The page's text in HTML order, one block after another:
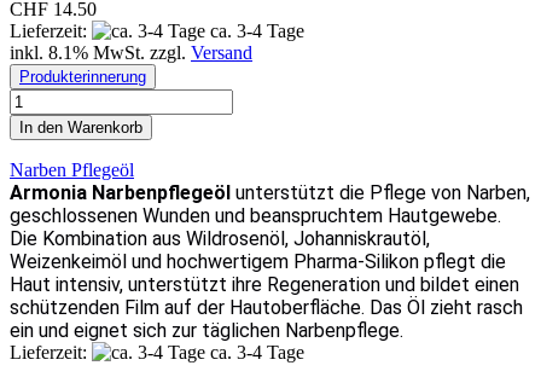
CHF 14.50
Lieferzeit:
ca. 3-4 Tage
inkl. 8.1% MwSt. zzgl. Versand
Produkterinnerung
In den Warenkorb
Narben Pflegeöl
Armonia Narbenpflegeöl unterstützt die Pflege von Narben,
geschlossenen Wunden und beanspruchtem Hautgewebe.
Die Kombination aus Wildrosenöl, Johanniskrautöl,
Weizenkeimöl und hochwertigem Pharma-Silikon pflegt die
Haut intensiv, unterstützt ihre Regeneration und bildet einen
schützenden Film auf der Hautoberfläche. Das Öl zieht rasch
ein und eignet sich zur täglichen Narbenpflege.
Lieferzeit: ca. 3-4 Tage